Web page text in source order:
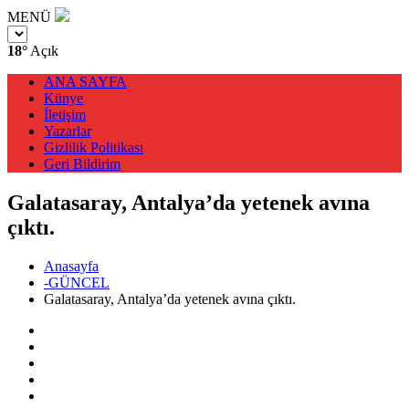
MENÜ
18° Açık
ANA SAYFA
Künye
İletişim
Yazarlar
Gizlilik Politikası
Geri Bildirim
Galatasaray, Antalya’da yetenek avına
çıktı.
Anasayfa
-GÜNCEL
Galatasaray, Antalya’da yetenek avına çıktı.